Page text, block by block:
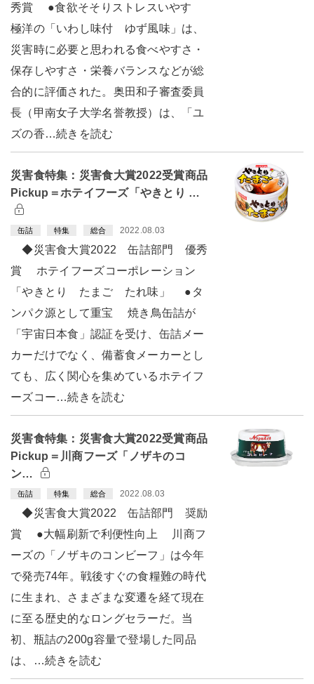
秀賞 ●食欲そそりストレスいやす
極洋の「いわし味付 ゆず風味」は、
災害時に必要と思われる食べやすさ・
保存しやすさ・栄養バランスなどが総
合的に評価された。奥田和子審査委員
長（甲南女子大学名誉教授）は、「ユ
ズの香…続きを読む
災害食特集：災害食大賞2022受賞商品
Pickup＝ホテイフーズ「やきとり …
缶詰 特集 総合 2022.08.03
◆災害食大賞2022 缶詰部門 優秀
賞 ホテイフーズコーポレーション
「やきとり たまご たれ味」 ●タ
ンパク源として重宝 焼き鳥缶詰が
「宇宙日本食」認証を受け、缶詰メー
カーだけでなく、備蓄食メーカーとし
ても、広く関心を集めているホテイフ
ーズコー…続きを読む
災害食特集：災害食大賞2022受賞商品
Pickup＝川商フーズ「ノザキのコ
ン…
缶詰 特集 総合 2022.08.03
◆災害食大賞2022 缶詰部門 奨励
賞 ●大幅刷新で利便性向上 川商フ
ーズの「ノザキのコンビーフ」は今年
で発売74年。戦後すぐの食糧難の時代
に生まれ、さまざまな変遷を経て現在
に至る歴史的なロングセラーだ。当
初、瓶詰の200g容量で登場した同品
は、…続きを読む